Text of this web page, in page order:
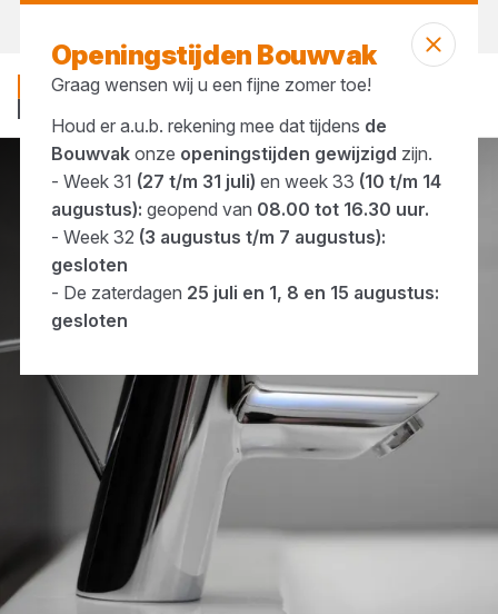
Merken Hotbath
Openingstijden Bouwvak
Graag wensen wij u een fijne zomer toe!
Houd er a.u.b. rekening mee dat tijdens de
Bouwvakonze openingstijden gewijzigd zijn.
- Week 31 (27 t/m 31 juli) en week 33 (10 t/m 14
augustus): geopend van 08.00 tot 16.30 uur.
- Week 32 (3 augustus t/m 7 augustus):
gesloten
- De zaterdagen 25 juli en 1, 8 en 15 augustus:
gesloten